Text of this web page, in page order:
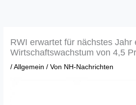
RWI erwartet für nächstes Jahr
Wirtschaftswachstum von 4,5
/Allgemein / Von NH-Nachrichten